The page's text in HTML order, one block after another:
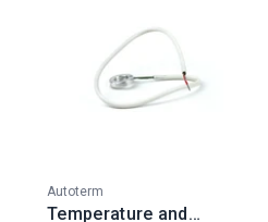
Fabrikat:
Autoterm
Temperature and